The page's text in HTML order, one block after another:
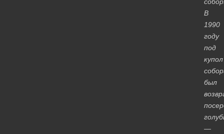
В
1990
году
под
купол
был
—